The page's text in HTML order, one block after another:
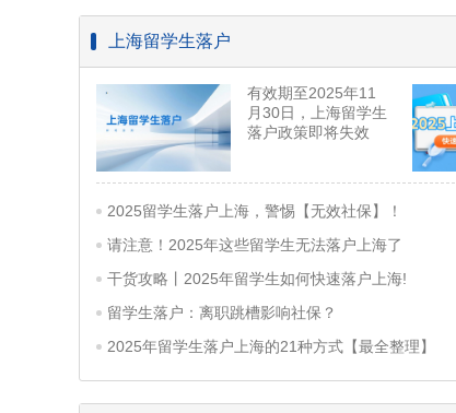
上海留学生落户
有效期至2025年11
月30日，上海留学生
落户政策即将失效
2025留学生落户上海，警惕【无效社保】！
请注意！2025年这些留学生无法落户上海了
干货攻略丨2025年留学生如何快速落户上海!
留学生落户：离职跳槽影响社保？
2025年留学生落户上海的21种方式【最全整理】